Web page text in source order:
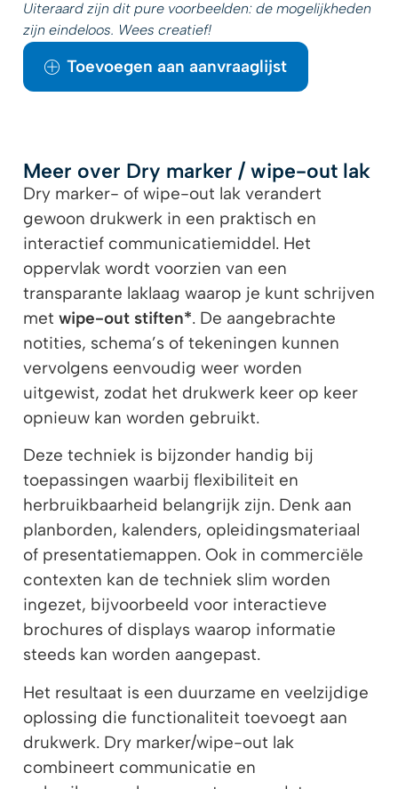
Uiteraard zijn dit pure voorbeelden: de mogelijkheden
zijn eindeloos. Wees creatief!
Toevoegen aan aanvraaglijst
Meer over Dry marker / wipe-out lak
Dry marker- of wipe-out lak verandert
gewoon drukwerk in een praktisch en
interactief communicatiemiddel. Het
oppervlak wordt voorzien van een
transparante laklaag waarop je kunt schrijven
met wipe-out stiften*. De aangebrachte
notities, schema’s of tekeningen kunnen
vervolgens eenvoudig weer worden
uitgewist, zodat het drukwerk keer op keer
opnieuw kan worden gebruikt.
Deze techniek is bijzonder handig bij
toepassingen waarbij flexibiliteit en
herbruikbaarheid belangrijk zijn. Denk aan
planborden, kalenders, opleidingsmateriaal
of presentatiemappen. Ook in commerciële
contexten kan de techniek slim worden
ingezet, bijvoorbeeld voor interactieve
brochures of displays waarop informatie
steeds kan worden aangepast.
Het resultaat is een duurzame en veelzijdige
oplossing die functionaliteit toevoegt aan
drukwerk. Dry marker/wipe-out lak
combineert communicatie en